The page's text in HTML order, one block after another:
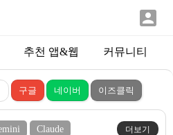

추천 앱&웹 커뮤니티
Claude 더보기